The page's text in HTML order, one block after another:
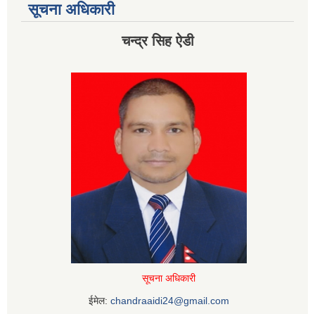
सूचना अधिकारी
चन्द्र सिह ऐडी
सूचना अधिकारी
ईमेल: chandraaidi24@gmail.com